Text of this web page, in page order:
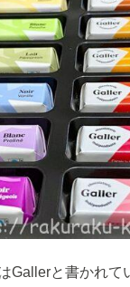
Gallerと書かれて